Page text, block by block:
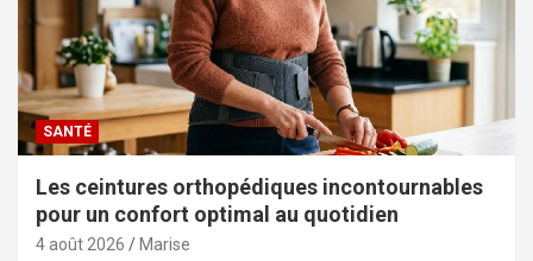
SANTÉ
Les ceintures orthopédiques incontournables
pour un confort optimal au quotidien
4 août 2026 Marise